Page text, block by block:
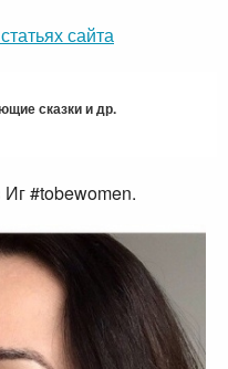
сайта
сказки и др.
Иг #tobewomen.